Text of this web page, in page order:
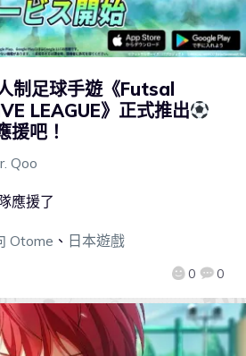
制足球手遊《Futsal
LEAGUE》正式推出
吧！
Qoo
0 0
應援了
Otome 、 日本遊戲